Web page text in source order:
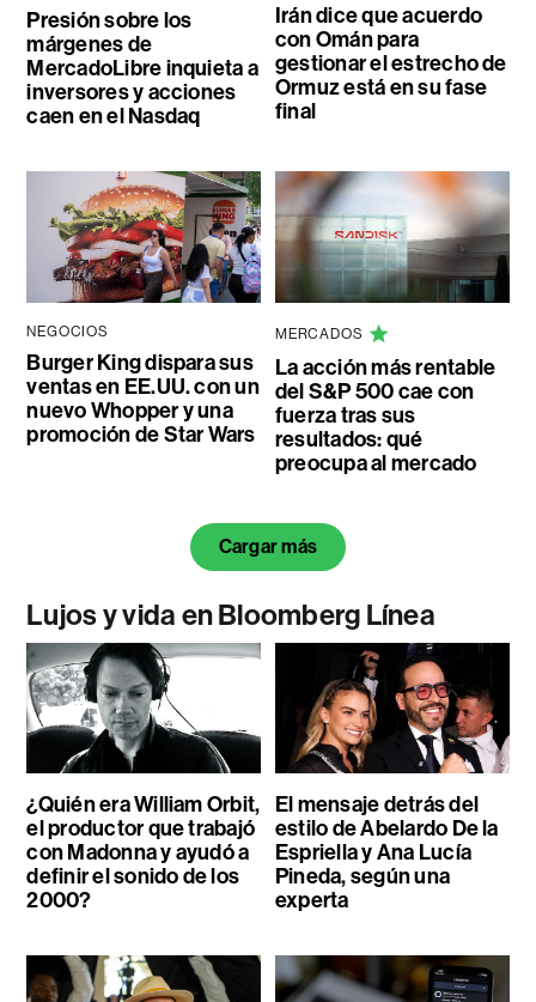
Presión sobre los
márgenes de
MercadoLibre inquieta a
inversores y acciones
caen en el Nasdaq
Irán dice que acuerdo
con Omán para
gestionar el estrecho de
Ormuz está en su fase
final
NEGOCIOS
Burger King dispara sus
ventas en EE.UU. con un
nuevo Whopper y una
promoción de Star Wars
MERCADOS
La acción más rentable
del S&P 500 cae con
fuerza tras sus
resultados: qué
preocupa al mercado
Cargar más
Lujos y vida en Bloomberg Línea
¿Quién era William Orbit,
el productor que trabajó
con Madonna y ayudó a
definir el sonido de los
2000?
El mensaje detrás del
estilo de Abelardo De la
Espriella y Ana Lucía
Pineda, según una
experta